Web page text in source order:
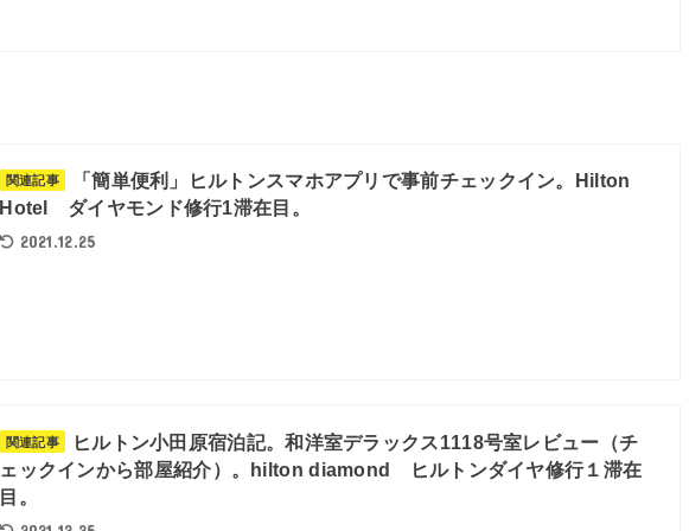
関連記事
「簡単便利」ヒルトンスマホアプリで事前チェックイン。Hilton
Hotel ダイヤモンド修行1滞在目。
2021.12.25
関連記事
ヒルトン小田原宿泊記。和洋室デラックス1118号室レビュー（チ
ェックインから部屋紹介）。hilton diamond ヒルトンダイヤ修行１滞在
目。